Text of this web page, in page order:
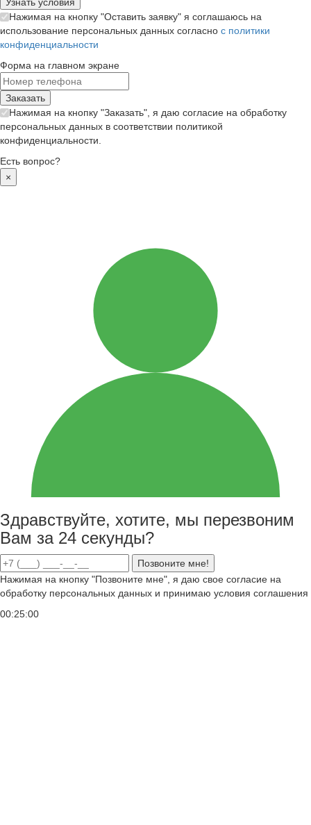
Нажимая на кнопку "Оставить заявку" я соглашаюсь на
использование персональных данных согласно с политики
конфиденциальности
Форма на главном экране
Нажимая на кнопку "Заказать", я даю согласие на обработку
персональных данных в соответствии политикой
конфиденциальности.
Есть вопрос?
×
Здравствуйте, хотите, мы перезвоним
Вам за 24 секунды?
Позвоните мне!
Нажимая на кнопку "Позвоните мне", я даю свое согласие на
обработку персональных данных и принимаю условия соглашения
00:25:00